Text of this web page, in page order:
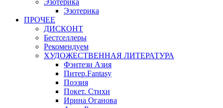
Эзотерика
Эзотерика
ПРОЧЕЕ
ДИСКОНТ
Бестселлеры
Рекомендуем
ХУДОЖЕСТВЕННАЯ ЛИТЕРАТУРА
Фэнтези Азия
Питер.Fantasy
Поэзия
Покет. Стихи
Ирина Оганова